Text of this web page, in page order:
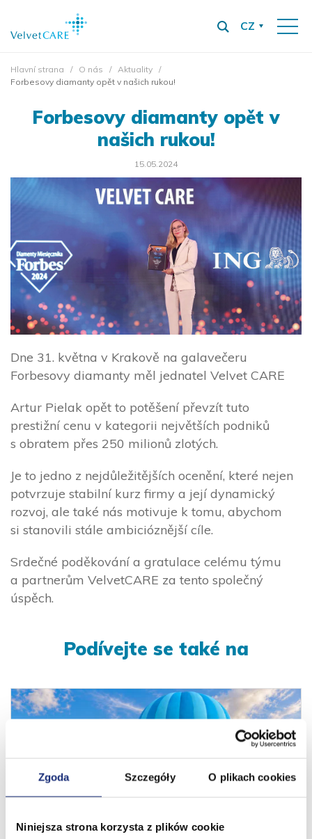
Zgoda Szczegóły O plikach cookies
Niniejsza strona korzysta z plików cookie
CZ
Hlavní strana O nás
Aktuality
Forbesovy diamanty opět v našich rukou!
Forbesovy diamanty opět v
našich rukou!
15.05.2024
Dne 31. května v Krakově na galavečeru
Forbesovy diamanty měl jednatel Velvet CARE
Artur Pielak opět to potěšení převzít tuto
prestižní cenu v kategorii největších podniků
s obratem přes 250 milionů zlotých.
Je to jedno z nejdůležitějších ocenění, které nejen
potvrzuje stabilní kurz firmy a její dynamický
rozvoj, ale také nás motivuje k tomu, abychom
si stanovili stále ambicióznější cíle.
Srdečné poděkování a gratulace celému týmu
a partnerům VelvetCARE za tento společný
úspěch.
Podívejte se také na